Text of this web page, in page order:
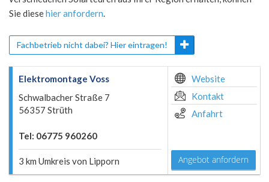
Sie diesehier anfordern.
Fachbetrieb nicht dabei? Hier eintragen!
Elektromontage Voss
Schwalbacher Straße 7
56357 Strüth
Tel: 06775 960260
3 km Umkreis von Lipporn
Website
Kontakt
Anfahrt
Angebot anfordern